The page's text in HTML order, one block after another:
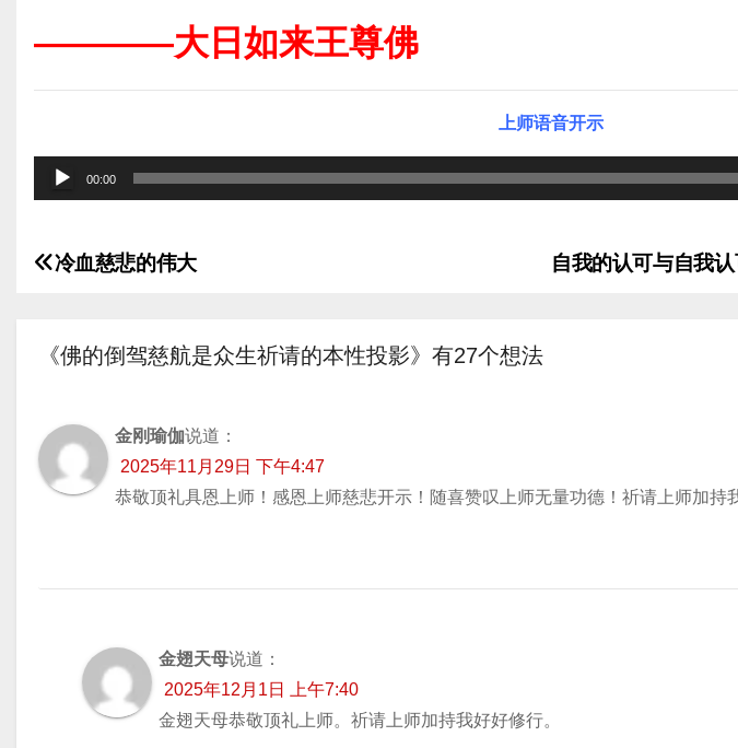
————大日如来王尊佛
上师语音开示
频
放
00:00
文
导
自我的认可与自我
冷血慈悲的伟大
《佛的倒驾慈航是众生祈请的本性投影》有27个想法
金刚瑜伽说道：
2025年11月29日 下午4:47
恭敬顶礼具恩上师！感恩上师慈悲开示！随喜赞叹上师无量功德！祈请上师加持
金翅天母说道：
2025年12月1日 上午7:40
金翅天母恭敬顶礼上师。祈请上师加持我好好修行。